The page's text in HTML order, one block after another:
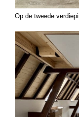
Op de tweede